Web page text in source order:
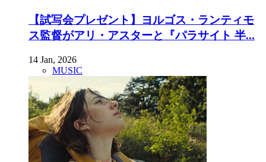
【試写会プレゼント】ヨルゴス・ランティモ
ス監督がアリ・アスターと『パラサイト 半...
14 Jan, 2026
MUSIC